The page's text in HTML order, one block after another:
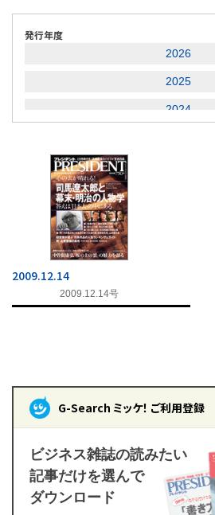
発行年度
2026
2025
2024
2017
2014
2013
2010
2009.12.14
2009.12.14号
G-Search ミッケ！ ご利用登録
ビジネス雑誌の読みたい
記事だけを選んで
ダウンロード